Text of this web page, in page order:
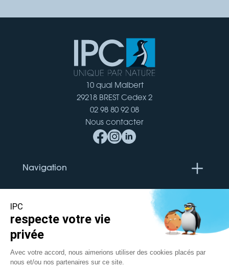
10 quai Malbert
29218 BREST Cedex 2
02 98 80 92 08
Nous contacter
Navigation
Localisation